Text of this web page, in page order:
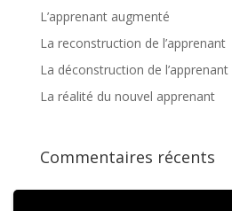
L’apprenant augmenté
La reconstruction de l’apprenant
La déconstruction de l’apprenant
La réalité du nouvel apprenant
Commentaires récents